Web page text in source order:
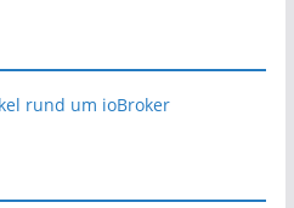
rund um ioBroker